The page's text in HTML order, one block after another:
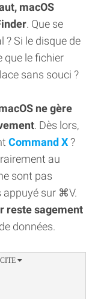
macOS
. Que se
? Si le disque de
que le fichier
sans souci ?
ne gère
. Dès lors,
Command X?
au
sont pas
appuyé sur ⌘V.
reste sagement
données.